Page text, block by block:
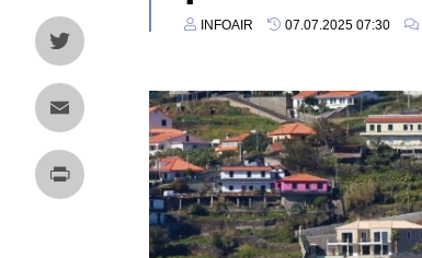
LinkedIn
Twitter
Email
INFOAIR 07.07.2025 07:30